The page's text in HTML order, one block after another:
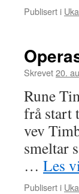
Publisert i
Skrevet20.
Rune
frå start
vev
smeltar
… Les
Publisert i